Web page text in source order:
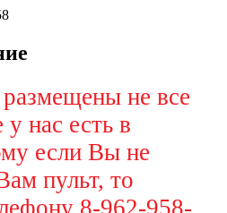
не все
нас есть в
если Вы не
пульт, то